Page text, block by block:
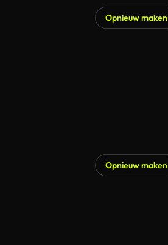
Opnieuw maken
Opnieuw maken